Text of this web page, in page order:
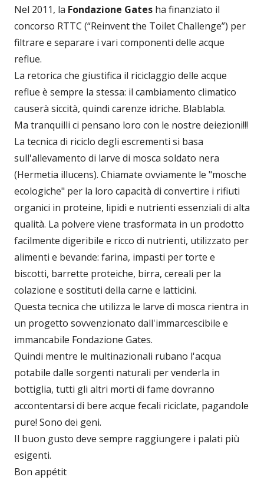
Nel 2011, la Fondazione Gates ha finanziato il
concorso RTTC (“Reinvent the Toilet Challenge”) per
filtrare e separare i vari componenti delle acque
reflue.
La retorica che giustifica il riciclaggio delle acque
reflue è sempre la stessa: il cambiamento climatico
causerà siccità, quindi carenze idriche. Blablabla.
Ma tranquilli ci pensano loro con le nostre deiezioni!!!
La tecnica di riciclo degli escrementi si basa
sull'allevamento di larve di mosca soldato nera
(Hermetia illucens). Chiamate ovviamente le "mosche
ecologiche" per la loro capacità di convertire i rifiuti
organici in proteine, lipidi e nutrienti essenziali di alta
qualità. La polvere viene trasformata in un prodotto
facilmente digeribile e ricco di nutrienti, utilizzato per
alimenti e bevande: farina, impasti per torte e
biscotti, barrette proteiche, birra, cereali per la
colazione e sostituti della carne e latticini.
Questa tecnica che utilizza le larve di mosca rientra in
un progetto sovvenzionato dall'immarcescibile e
immancabile Fondazione Gates.
Quindi mentre le multinazionali rubano l'acqua
potabile dalle sorgenti naturali per venderla in
bottiglia, tutti gli altri morti di fame dovranno
accontentarsi di bere acque fecali riciclate, pagandole
pure! Sono dei geni.
Il buon gusto deve sempre raggiungere i palati più
esigenti.
Bon appétit